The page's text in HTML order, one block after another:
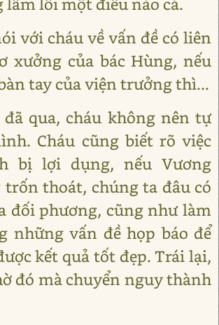
với cháu về vấn đề có liên
xưởng của bác Hùng, nếu
tay của viện trưởng thì...
qua, cháu không nên tự
Cháu cũng biết rõ việc
bị lợi dụng, nếu Vương
trốn thoát, chúng ta đâu có
đối phương, cũng như làm
những vấn đề họp báo để
kết quả tốt đẹp. Trái lại,
đó mà chuyển nguy thành